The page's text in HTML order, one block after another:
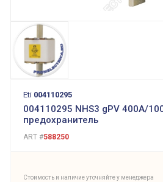
Eti 004110295
004110295 NHS3 gPV 400A/
предохранитель
ART #588250
Стоимость и наличие уточняйте у менеджера